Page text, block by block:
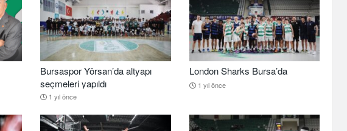
Bursaspor Yörsan’da altyapı
seçmeleri yapıldı
1 yıl önce
London Sharks Bursa’da
1 yıl önce